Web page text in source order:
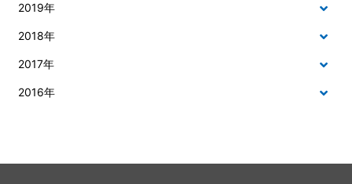
2019年
2018年
2017年
2016年